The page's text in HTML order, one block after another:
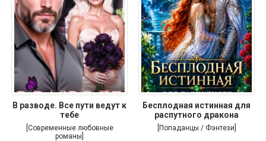
В разводе. Все пути ведут к
тебе
[Современные любовные
романы]
Бесплодная истинная для
распутного дракона
[Попаданцы / Фэнтези]